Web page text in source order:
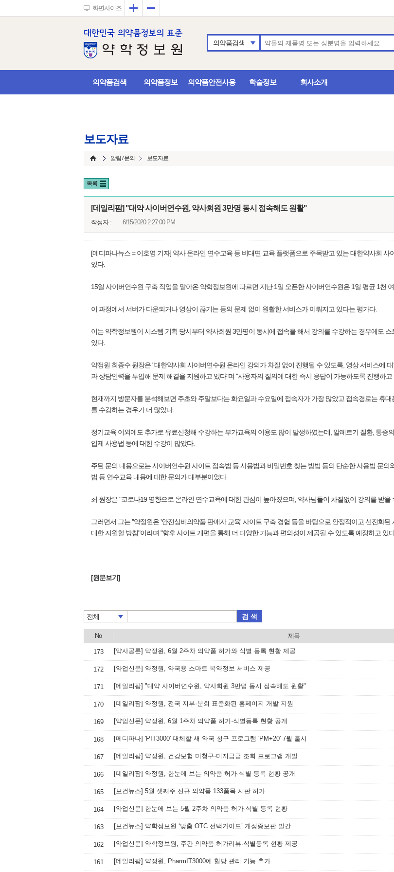
화면사이즈 확대
의약품검색
의약품검색 의약품정보 의약품안전사용 학술정보 회사소개
보도자료
알림 / 문의 보도자료
목록
[데일리팜] "대약 사이버연수원, 약사회원 3만명 동시 접속해도 원활"
작성자 : 6/15/2020 2:27:00 PM
[메디파나뉴스 = 이호영 기자] 약사 온라인 연수교육 등 비대면 교육 플랫폼으로 주목받고 있는 대한약사회
있다.
15일 사이버연수원 구축 작업을 맡아온 약학정보원에 따르면 지난 1일 오픈한 사이버연수원은 1일 평균 1천
이 과정에서 서버가 다운되거나 영상이 끊기는 등의 문제 없이 원활한 서비스가 이뤄지고 있다는 평가다.
이는 약학정보원이 시스템 기획 당시부터 약사회원 3만명이 동시에 접속을 해서 강의를 수강하는 경우에도
있다.
약정원 최종수 원장은 "대한약사회 사이버연수원 온라인 강의가 차질 없이 진행될 수 있도록, 영상 서비스에
과 상담인력을 투입해 문제 해결을 지원하고 있다"며 "사용자의 질의에 대한 즉시 응답이 가능하도록 진행하고
현재까지 방문자를 분석해보면 주초와 주말보다는 화요일과 수요일에 접속자가 가장 많았고 접속경로는 휴
를 수강하는 경우가 더 많았다.
정기교육 이외에도 추가로 유료신청해 수강하는 부가교육의 이용도 많이 발생하였는데, 알레르기 질환, 통증
입제 사용법 등에 대한 수강이 많았다.
주된 문의 내용으로는 사이버연수원 사이트 접속법 등 사용법과 비밀번호 찾는 방법 등의 단순한 사용법 문
법 등 연수교육 내용에 대한 문의가 대부분이었다.
최 원장은 "코로나19 영향으로 온라인 연수교육에 대한 관심이 높아졌으며, 약사님들이 차질없이 강의를 받을
그러면서 그는 "약정원은 '안전상비의약품 판매자 교육' 사이트 구축 경험 등을 바탕으로 안정적이고 선진화
대한 지원할 방침"이라며 "향후 사이트 개편을 통해 더 다양한 기능과 편의성이 제공될 수 있도록 예정하고 있
[원문보기]
전체 검 색
No 제목
173 [약사공론] 약정원, 6월 2주차 의약품 허가와 식별 등록 현황 제공
172 [약업신문] 약정원, 약국용 스마트 복약정보 서비스 제공
171 [데일리팜] "대약 사이버연수원, 약사회원 3만명 동시 접속해도 원활"
170 [데일리팜] 약정원, 전국 지부·분회 표준화된 홈페이지 개발 지원
169 [약업신문] 약정원, 6월 1주차 의약품 허가·식별등록 현황 공개
168 [메디파나] 'PIT3000' 대체할 새 약국 청구 프로그램 'PM+20' 7월 출시
167 [데일리팜] 약정원, 건강보험 미청구·미지급금 조회 프로그램 개발
166 [데일리팜] 약정원, 한눈에 보는 의약품 허가·식별 등록 현황 공개
165 [보건뉴스] 5월 셋째주 신규 의약품 133품목 시판 허가
164 [약업신문] 한눈에 보는 5월 2주차 의약품 허가·식별 등록 현황
163 [보건뉴스] 약학정보원 ‘맞춤 OTC 선택가이드’ 개정증보판 발간
162 [약업신문] 약학정보원, 주간 의약품 허가리뷰·식별등록 현황 제공
161 [데일리팜] 약정원, PharmIT3000에 혈당 관리 기능 추가